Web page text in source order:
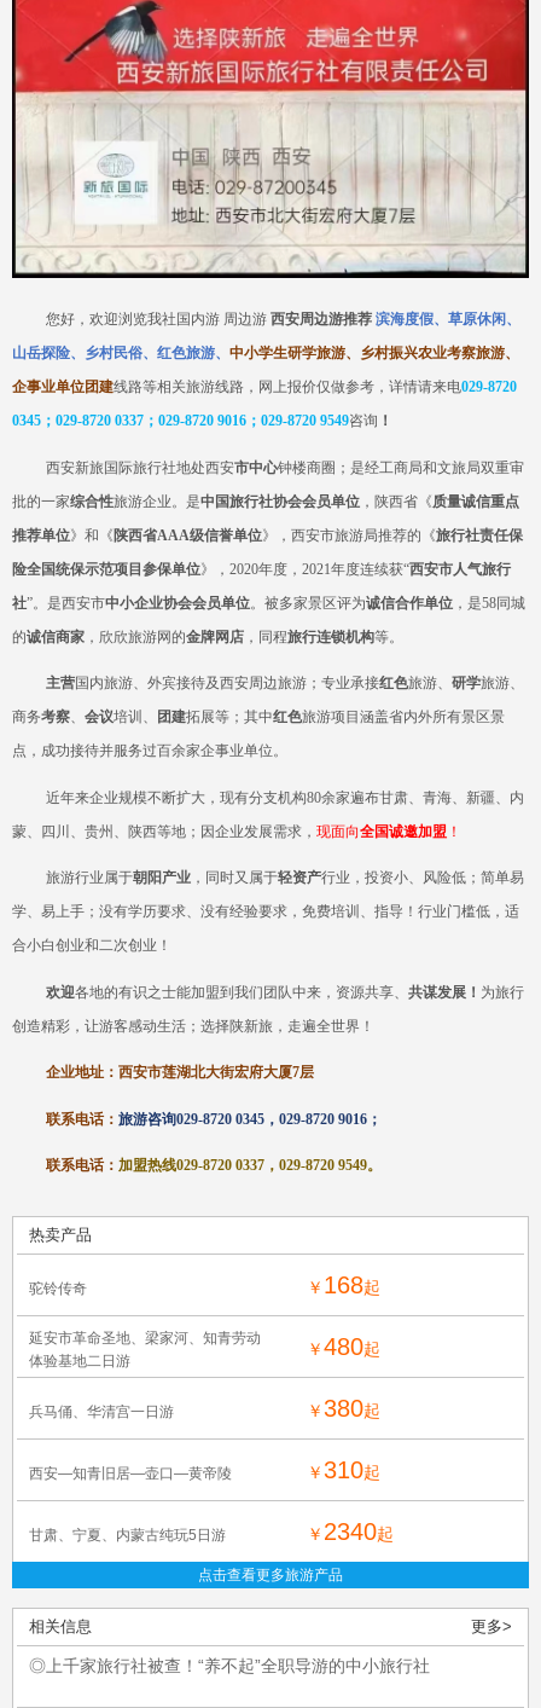
您好，欢迎浏览我社国内游 周边游 西安周边游推荐 滨海度假、草原休闲、
山岳探险、乡村民俗、红色旅游、 中小学生研学旅游、乡村振兴农业考察旅游、
企事业单位团建线路等相关旅游线路，网上报价仅做参考，详情请来电029-8720
0345；029-8720 0337；029-8720 9016；029-8720 9549咨询 ！
西安新旅国际旅行社地处西安市中心钟楼商圈；是经工商局和文旅局双重审
批的一家综合性旅游企业。是中国旅行社协会会员单位 ，陕西省《质量诚信重点
推荐单位》和《陕西省AAA级信誉单位》，西安市旅游局推荐的《旅行社责任保
险全国统保示范项目参保单位》， 2020年度，2021年度连续获“西安市人气旅行
社”。是西安市中小企业协会会员单位。被多家景区评为诚信合作单位 ，是58同城
的诚信商家 ，欣欣旅游网的金牌网店 ，同程旅行连锁机构等。
主营国内旅游、外宾接待及西安周边旅游；专业承接红色旅游、研学旅游、
商务考察、 会议培训、 团建拓展等；其中红色旅游项目涵盖省内外所有景区景
点， 成功接待并服务过百余家企事业单位。
近年来企业规模不断扩大，现有分支机构80余家遍布甘肃、青海、新疆、内
蒙、四川、贵州、陕西等地；因企业发展需求， 现面向全国诚邀加盟 ！
旅游行业属于朝阳产业 ，同时又属于轻资产行业，投资小、风险低；简单易
学、易上手；没有学历要求、没有经验要求，免费培训、指导！行业门槛低，适
合小白创业和二次创业！
欢迎各地的有识之士能加盟到我们团队中来，资源共享、共谋发展！ 为旅行
创造精彩，让游客感动生活；选择陕新旅，走遍全世界！
企业地址：西安市莲湖北大街宏府大厦7层
联系电话：旅游咨询029-8720 0345，029-8720 9016；
联系电话：加盟热线029-8720 0337，029-8720 9549。
热卖产品
驼铃传奇 ￥ 168起
延安市革命圣地、梁家河、知青劳动
体验基地二日游
￥480起
兵马俑、华清宫一日游 ￥380起
西安—知青旧居—壶口—黄帝陵 ￥310起
甘肃、宁夏、内蒙古纯玩5日游 ￥ 2340起
点击查看更多旅游产品
相关信息 更多>
◎上千家旅行社被查！“养不起”全职导游的中小旅行社